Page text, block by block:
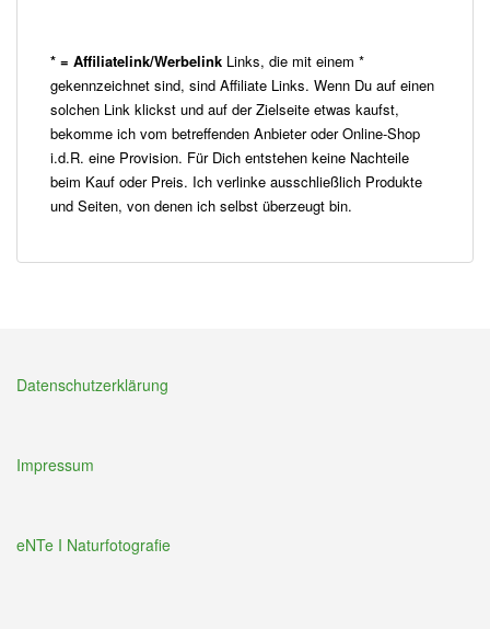
* = Affiliatelink/Werbelink Links, die mit einem *
gekennzeichnet sind, sind Affiliate Links. Wenn Du auf einen
solchen Link klickst und auf der Zielseite etwas kaufst,
bekomme ich vom betreffenden Anbieter oder Online-Shop
i.d.R. eine Provision. Für Dich entstehen keine Nachteile
beim Kauf oder Preis. Ich verlinke ausschließlich Produkte
und Seiten, von denen ich selbst überzeugt bin.
Datenschutzerklärung
Impressum
eNTe I Naturfotografie